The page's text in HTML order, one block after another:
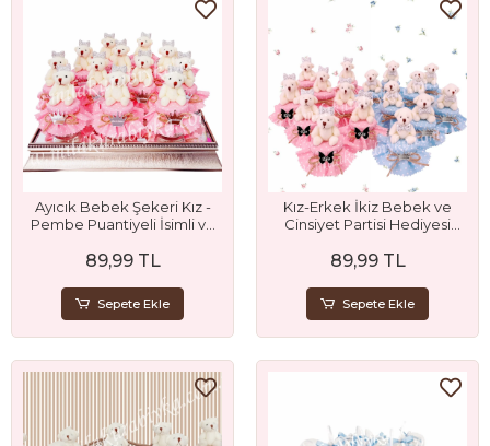
Ayıcık Bebek Şekeri Kız -
Pembe Puantiyeli İsimli ve
89,99 TL
Sepete Ekle
Kız-Erkek İkiz Bebek ve
Cinsiyet Partisi Hediyesi
Pembe - Mavi Kumaş
89,99 TL
Sepete Ekle